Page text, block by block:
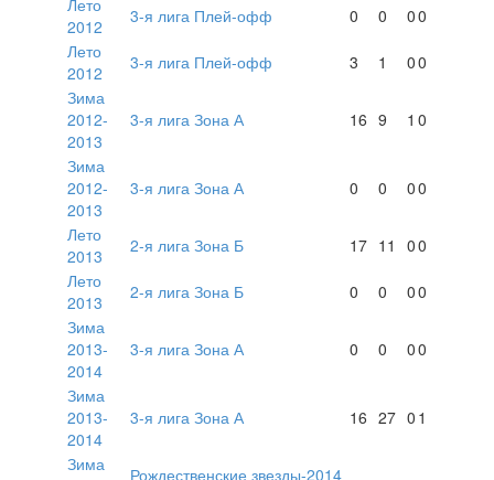
2012
3-я лига Плей-офф 0 0 00
Лето
2012
3-я лига Плей-офф 3 1 00
Зима
2012-
2013
3-я лига Зона А 16 9 1 0
Зима
2012-
2013
3-я лига Зона А 0 0 00
Лето
2013
2-я лига Зона Б 17 11 00
Лето
2013
2-я лига Зона Б 0 0 00
Зима
2013-
2014
3-я лига Зона А 0 0 00
Зима
2013-
2014
3-я лига Зона А 16 27 0 1
Зима
Рождественские звезды-2014